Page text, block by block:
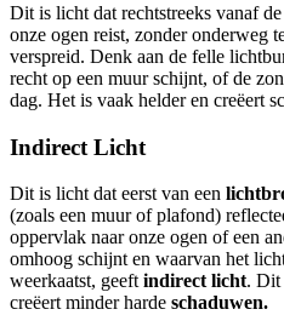
Dit is licht dat rechtstreeks vanaf de
onze ogen reist, zonder onderweg
verspreid. Denk aan de felle
recht op een muur schijnt, of de
dag. Het is vaak helder en creëert
Indirect Licht
Dit is licht dat eerst van een
(zoals een muur of plafond)
oppervlak naar onze ogen of een
omhoog schijnt en waarvan het
weerkaatst, geeft indirect licht. Dit
creëert minder harde schaduwen.